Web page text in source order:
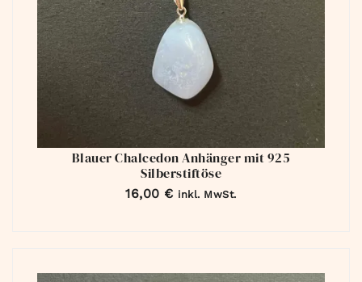
Blauer Chalcedon Anhänger mit 925
Silberstiftöse
16,00 € inkl. MwSt.